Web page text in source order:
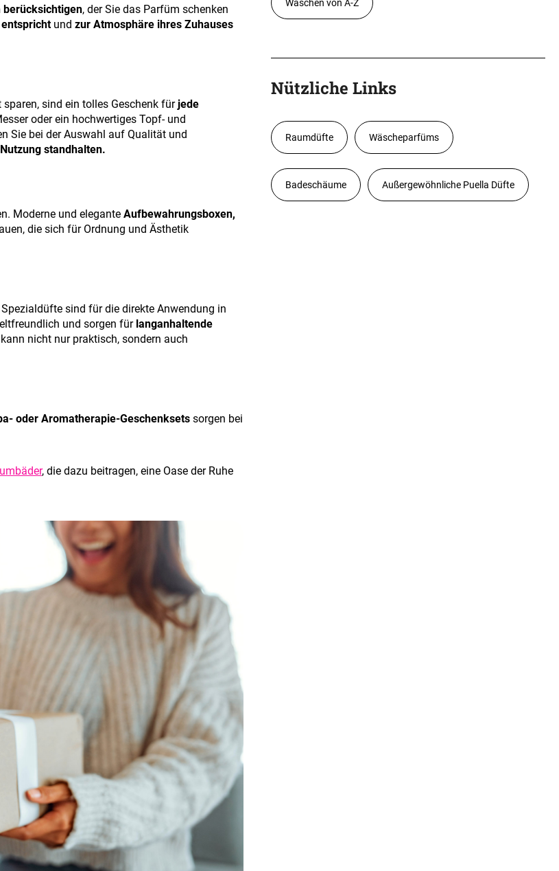
berücksichtigen, der Sie das Parfüm schenken
und zur Atmosphäre ihres Zuhauses
sind ein tolles Geschenk fürjede
oder ein hochwertiges Topf- und
Sie bei der Auswahl auf Qualität und
standhalten.
Moderne und elegante Aufbewahrungsboxen,
die sich für Ordnung und Ästhetik
Spezialdüfte sind für die direkte Anwendung in
und sorgen für langanhaltende
nicht nur praktisch, sondern auch
oder Aromatherapie-Geschenksets sorgen bei
, die dazu beitragen, eine Oase der Ruhe
Waschen von A-Z
Nützliche Links
Raumdüfte Wäscheparfüms
Badeschäume Außergewöhnliche Puella Düfte